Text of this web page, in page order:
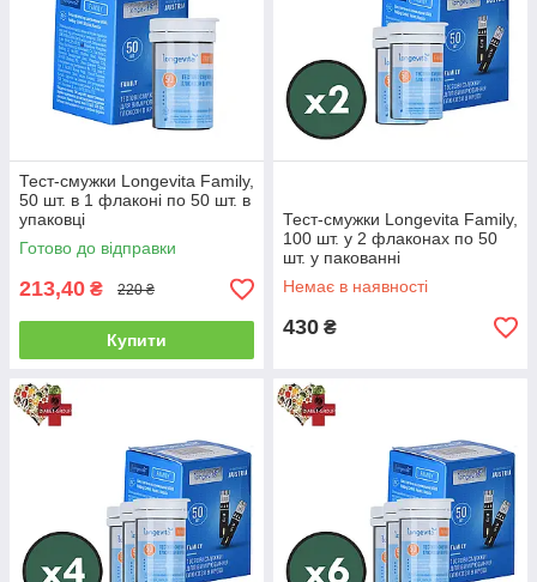
1
Тест-смужки Лонгевіта Фемелі з точністю
підходять для глюкометрів того ж виробника.
Вони прості і точні у використанні.
Результати такі ж як і результати
проводяться в лабораторії.
2
Дані тест-смужки дозволяють отримати
результат протягом 5 секунд після
проведення аналізу. Вони не вимагають
особливих вмінь у використанні. Можуть
бути використані в будь-яких умовах.
3
Спеціальний матеріал дозволяє обійтися
без хворобливих проколів. Дані тест-смужки
самостійно вбирають кров і не вимагають
особливого вміння у використанні. Ви з
легкістю зможете провести аналіз будинку
Тест-смужки якість упаковані в абсолютно
герметичну коробку, яка не пропускає
ультрафіолетові промені, вологу, рідина і
різних бактерій.
Тест-смужки Longevita Family,
50 шт. в 1 флаконі по 50 шт. в
упаковці
Готово до відправки
213,40 ₴ 220 ₴
Купити
Тест-смужки Longevita Family,
100 шт. у 2 флаконах по 50
шт. у пакованні
Немає в наявності
430 ₴